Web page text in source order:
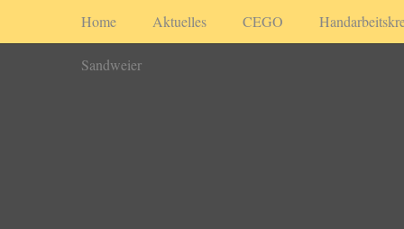
Home Aktuelles CEGO
Sandweier